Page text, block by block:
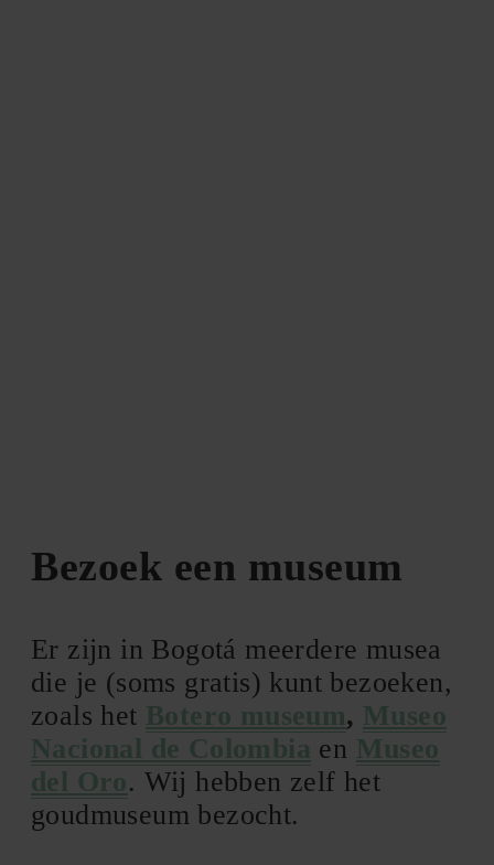
Bezoek een museum
Er zijn in Bogotá meerdere musea
die je (soms gratis) kunt bezoeken,
zoals het Botero museum, Museo
Nacional de Colombia en Museo
del Oro. Wij hebben zelf het
goudmuseum bezocht.